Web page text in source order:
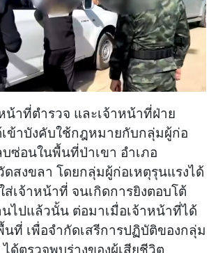
าที่ตำรวจ และเจ้าหน้าที่ฝ่าย
ข้าบังคับใช้กฎหมายกับกลุ่มผู้ก่อ
ซ่อนในพื้นที่ป่าเขา อำเภอ
ดสงขลา โดยกลุ่มผู้ก่อเหตุรุนแรงได้
ส่เจ้าหน้าที่ จนเกิดการยิงตอบโต้
ไปแล้วนั้น ต่อมาเมื่อเจ้าหน้าที่ได้
ที่ เพื่อจำกัดเสรีการปฏิบัติของกลุ่ม
ด้ตรวจพบร่างของผู้เสียชีวิต